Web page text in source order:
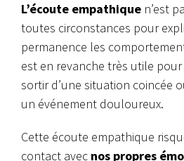
L’écoute empathique n’est
toutes circonstances pour
permanence les
est en revanche très utile
sortir d’une situation coincée
un événement douloureux.
Cette écoute empathique
contact avec nos propres